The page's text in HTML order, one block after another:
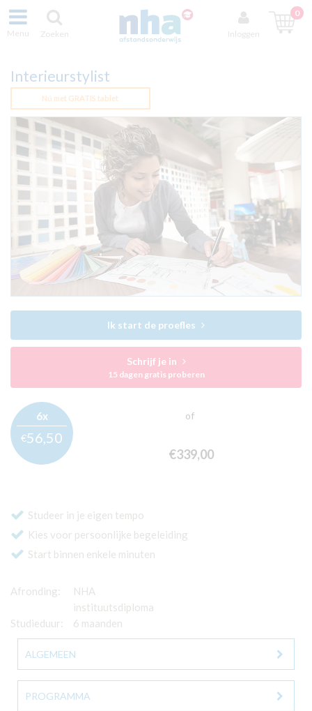
Menu Zoeken Inloggen
0
Interieurstylist
Nú met GRATIS tablet
Ik start de proefles
Schrijf je in
15 dagen gratis proberen
6x
€56, 50
of
€339,00
Studeer in je eigen tempo
Kies voor persoonlijke begeleiding
Start binnen enkele minuten
Afronding:
NHA
instituutsdiploma
Studieduur:
6 maanden
ALGEMEEN
PROGRAMMA